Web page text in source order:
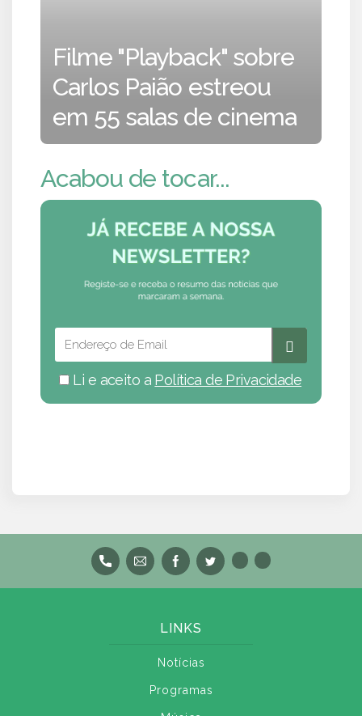
Filme "Playback" sobre
Carlos Paião estreou
em 55 salas de cinema
Acabou de tocar...
Li e aceito a Política de Privacidade
LINKS
Notícias
Programas